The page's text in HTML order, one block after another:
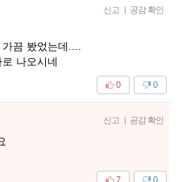
신고 | 공감 확인
끔 봤었는데....
나오시네
0
0
신고 | 공감 확인
0
7